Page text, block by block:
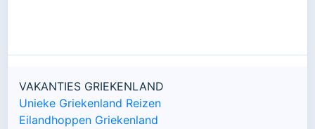
VAKANTIES GRIEKENLAND
Unieke Griekenland Reizen
Eilandhoppen Griekenland